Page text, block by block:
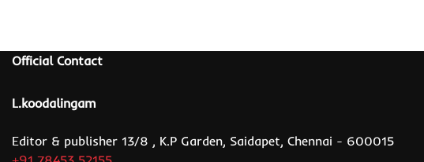
Official Contact
L.koodalingam
Editor & publisher 13/8 , K.P Garden, Saidapet, Chennai - 600015